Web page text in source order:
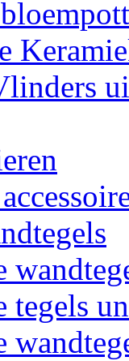
tegels